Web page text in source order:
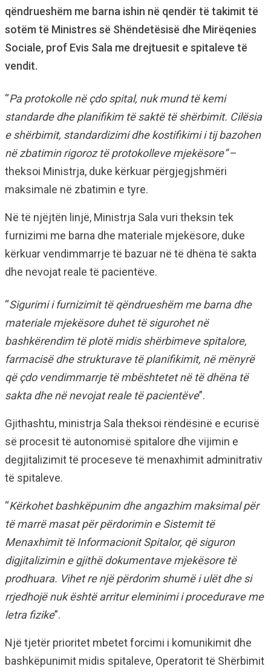
qëndrueshëm me barna ishin në qendër të takimit të
sotëm të Ministres së Shëndetësisë dhe Mirëqenies
Sociale, prof Evis Sala me drejtuesit e spitaleve të
vendit.
“Pa protokolle në çdo spital, nuk mund të kemi
standarde dhe planifikim të saktë të shërbimit. Cilësia
e shërbimit, standardizimi dhe kostifikimi i tij bazohen
në zbatimin rigoroz të protokolleve mjekësore”–
theksoi Ministrja, duke kërkuar përgjegjshmëri
maksimale në zbatimin e tyre.
Në të njëjtën linjë, Ministrja Sala vuri theksin tek
furnizimi me barna dhe materiale mjekësore, duke
kërkuar vendimmarrje të bazuar në të dhëna të sakta
dhe nevojat reale të pacientëve.
“Sigurimi i furnizimit të qëndrueshëm me barna dhe
materiale mjekësore duhet të sigurohet në
bashkërendim të plotë midis shërbimeve spitalore,
farmacisë dhe strukturave të planifikimit, në mënyrë
që çdo vendimmarrje të mbështetet në të dhëna të
sakta dhe në nevojat reale të pacientëve”.
Gjithashtu, ministrja Sala theksoi rëndësinë e ecurisë
së procesit të autonomisë spitalore dhe vijimin e
degjitalizimit të proceseve të menaxhimit adminitrativ
të spitaleve.
“Kërkohet bashkëpunim dhe angazhim maksimal për
të marrë masat për përdorimin e Sistemit të
Menaxhimit të Informacionit Spitalor, që siguron
digjitalizimin e gjithë dokumentave mjekësore të
prodhuara. Vihet re një përdorim shumë i ulët dhe si
rrjedhojë nuk është arritur eleminimi i procedurave me
letra fizike”.
Një tjetër prioritet mbetet forcimi i komunikimit dhe
bashkëpunimit midis spitaleve, Operatorit të Shërbimit